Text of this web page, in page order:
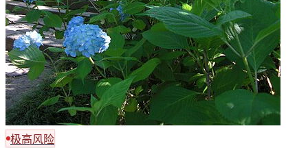
极高风险